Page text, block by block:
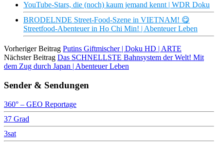
YouTube-Stars, die (noch) kaum jemand kennt | WDR Doku
BRODELNDE Street-Food-Szene in VIETNAM! 😋
Streetfood-Abenteuer in Ho Chi Min! | Abenteuer Leben
Vorheriger Beitrag Putins Giftmischer | Doku HD | ARTE
Nächster Beitrag Das SCHNELLSTE Bahnsystem der Welt! Mit
dem Zug durch Japan | Abenteuer Leben
Sender & Sendungen
360° – GEO Reportage
37 Grad
3sat